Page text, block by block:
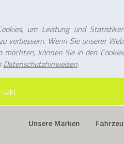
Unsere Marken
um Leistung und
verbessern. Wenn Sie unserer
möchten, können Sie in den
Datenschutzhinweisen.